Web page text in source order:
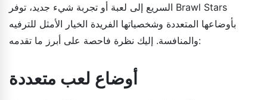
السريع إلى لعبة أو تجربة شيء جديد، توفر Brawl Stars
بأوضاعها المتعددة وشخصياتها الفريدة الخيار الأمثل للترفيه
والمنافسة. إليك نظرة فاحصة على أبرز ما تقدمه:
أوضاع لعب متعددة